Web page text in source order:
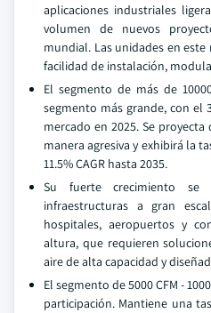
aplicaciones industriales
volumen de nuevos
mundial. Las unidades en
facilidad de instalación,
El segmento de más de
segmento más grande, con el
mercado en 2025. Se
manera agresiva y exhibirá la
11.5% CAGR hasta 2035.
Su fuerte crecimiento
infraestructuras a gran
hospitales, aeropuertos y
altura, que requieren
aire de alta capacidad y
El segmento de 5000 CFM -
participación. Mantiene una